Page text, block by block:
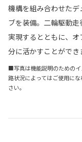
機構を組み合わせた
ブを装備。二輪駆動
実現するとともに、
分に活かすことができ
■写真は機能説明のための
路状況によってはご使用に
さい。